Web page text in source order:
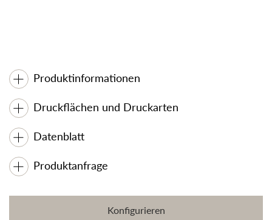
Produktinformationen
Druckflächen und Druckarten
Datenblatt
Produktanfrage
Konfigurieren